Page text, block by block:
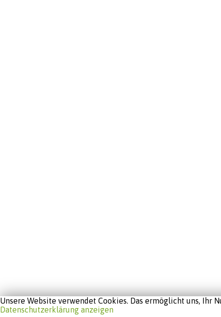
Unsere Website verwendet Cookies. Das ermöglicht uns,
Datenschutzerklärung anzeigen